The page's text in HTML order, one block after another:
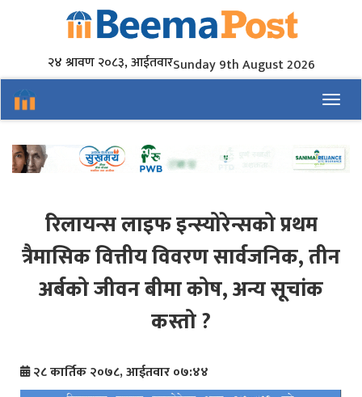
२४ श्रावण २०८३, आईतवारSunday 9th August 2026
रिलायन्स लाइफ इन्स्योरेन्सको प्रथम
त्रैमासिक वित्तीय विवरण सार्वजनिक, तीन
अर्बको जीवन बीमा कोष, अन्य सूचांक
कस्तो ?
२८ कार्तिक २०७८, आईतवार ०७:४४